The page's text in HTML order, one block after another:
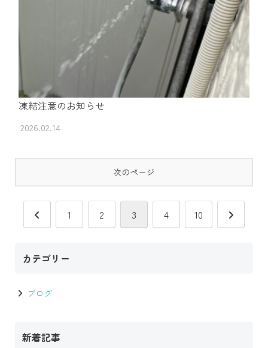
凍結注意のお知らせ
2026.02.14
次のページ
前
1 2 3 4 10
次
カテゴリー
ブログ
新着記事